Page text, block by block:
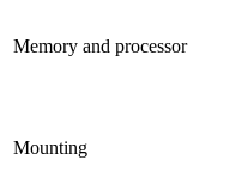
Memory and processor
Mounting